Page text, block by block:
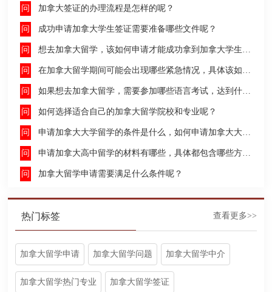
加拿大签证的办理流程是怎样的呢？
成功申请加拿大学生签证需要准备哪些文件呢？
想去加拿大留学，该如何申请才能成功拿到加拿大学生签证呢？
在加拿大留学期间可能会出现哪些紧急情况，具体该如何去处理这些紧急情况呢？
如果想去加拿大留学，需要参加哪些语言考试，达到什么水平才能申请呢？
如何选择适合自己的加拿大留学院校和专业呢？
申请加拿大大学留学的条件是什么，如何申请加拿大大学留学，留学的费用及签证申请流程是什么？
申请加拿大高中留学的材料有哪些，具体都包含哪些方面呢？
加拿大留学申请需要满足什么条件呢？
热门标签 查看更多>>
加拿大留学申请 加拿大留学问题 加拿大留学中介
加拿大留学热门专业 加拿大留学签证